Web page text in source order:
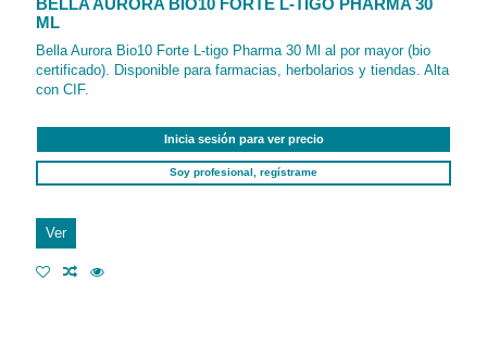
BELLA AURORA BIO10 FORTE L-TIGO PHARMA 30
ML
Bella Aurora Bio10 Forte L-tigo Pharma 30 Ml al por mayor (bio
certificado). Disponible para farmacias, herbolarios y tiendas. Alta
con CIF.
Inicia sesión para ver precio
Soy profesional, regístrame
Ver